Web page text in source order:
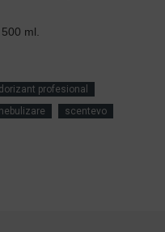
ml.
profesional
nebulizare
scentevo